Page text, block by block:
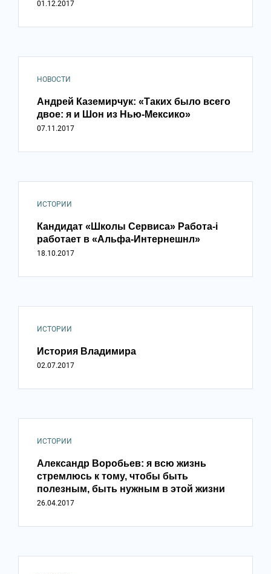
01.12.2017
НОВОСТИ
Андрей Каземирчук: «Таких было всего
двое: я и Шон из Нью-Мексико»
07.11.2017
ИСТОРИИ
Кандидат «Школы Сервиса» Работа-i
работает в «Альфа-Интернешнл»
18.10.2017
ИСТОРИИ
История Владимира
02.07.2017
ИСТОРИИ
Александр Воробьев: я всю жизнь
стремлюсь к тому, чтобы быть
полезным, быть нужным в этой жизни
26.04.2017